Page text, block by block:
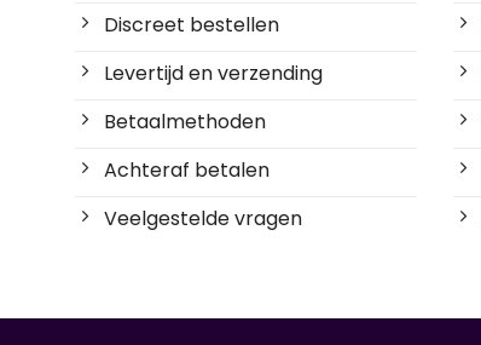
Discreet bestellen
Levertijd en verzending
Betaalmethoden
Achteraf betalen
Veelgestelde vragen